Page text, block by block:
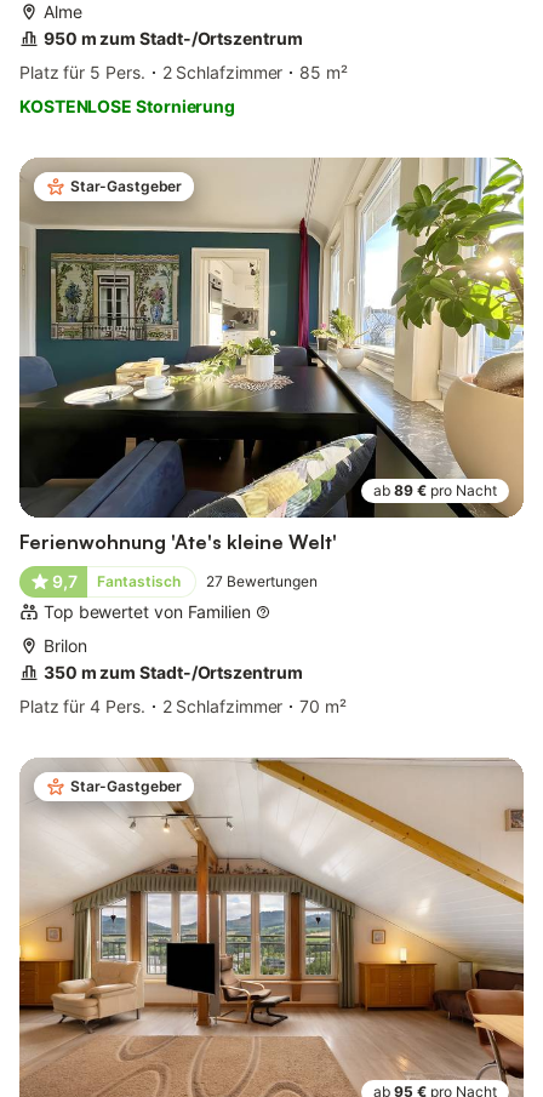
Alme
950 m zum Stadt-/Ortszentrum
Platz für 5 Pers.
2 Schlafzimmer
85 m²
KOSTENLOSE Stornierung
Star-Gastgeber
ab 89 € pro Nacht
Ferienwohnung 'Ate's kleine Welt'
9,7 Fantastisch 27 Bewertungen
Top bewertet von Familien
Brilon
350 m zum Stadt-/Ortszentrum
Platz für 4 Pers.
2 Schlafzimmer 70 m²
Star-Gastgeber
ab 95 € pro Nacht